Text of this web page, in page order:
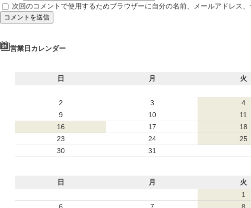
次回のコメントで使用するためブラウザーに自分の名前、メールアドレス、
営業日カレンダー
日
月 火
2
3 4
9
10 11
16
17 18
23
24 25
30
31
日
月 火
1